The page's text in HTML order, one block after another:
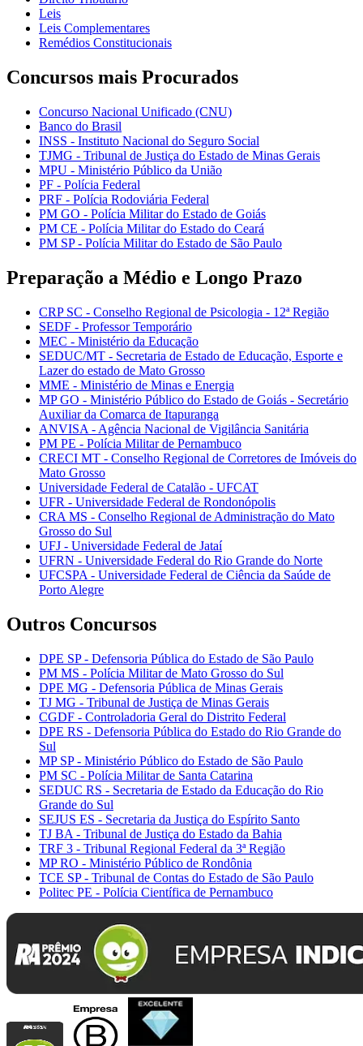
Leis
Leis Complementares
Remédios Constitucionais
Concursos mais Procurados
Concurso Nacional Unificado (CNU)
Banco do Brasil
INSS - Instituto Nacional do Seguro Social
TJMG - Tribunal de Justiça do Estado de Minas Gerais
MPU - Ministério Público da União
PF - Polícia Federal
PRF - Polícia Rodoviária Federal
PM GO - Polícia Militar do Estado de Goiás
PM CE - Polícia Militar do Estado do Ceará
PM SP - Polícia Militar do Estado de São Paulo
Preparação a Médio e Longo Prazo
CRP SC - Conselho Regional de Psicologia - 12ª Região
SEDF - Professor Temporário
MEC - Ministério da Educação
SEDUC/MT - Secretaria de Estado de Educação, Esporte e
Lazer do estado de Mato Grosso
MME - Ministério de Minas e Energia
MP GO - Ministério Público do Estado de Goiás - Secretário
Auxiliar da Comarca de Itapuranga
ANVISA - Agência Nacional de Vigilância Sanitária
PM PE - Polícia Militar de Pernambuco
CRECI MT - Conselho Regional de Corretores de Imóveis do
Mato Grosso
Universidade Federal de Catalão - UFCAT
UFR - Universidade Federal de Rondonópolis
CRA MS - Conselho Regional de Administração do Mato
Grosso do Sul
UFJ - Universidade Federal de Jataí
UFRN - Universidade Federal do Rio Grande do Norte
UFCSPA - Universidade Federal de Ciência da Saúde de
Porto Alegre
Outros Concursos
DPE SP - Defensoria Pública do Estado de São Paulo
PM MS - Polícia Militar de Mato Grosso do Sul
DPE MG - Defensoria Pública de Minas Gerais
TJ MG - Tribunal de Justiça de Minas Gerais
CGDF - Controladoria Geral do Distrito Federal
DPE RS - Defensoria Pública do Estado do Rio Grande do
Sul
MP SP - Ministério Público do Estado de São Paulo
PM SC - Polícia Militar de Santa Catarina
SEDUC RS - Secretaria de Estado da Educação do Rio
Grande do Sul
SEJUS ES - Secretaria da Justiça do Espírito Santo
TJ BA - Tribunal de Justiça do Estado da Bahia
TRF 3 - Tribunal Regional Federal da 3ª Região
MP RO - Ministério Público de Rondônia
TCE SP - Tribunal de Contas do Estado de São Paulo
Politec PE - Polícia Científica de Pernambuco